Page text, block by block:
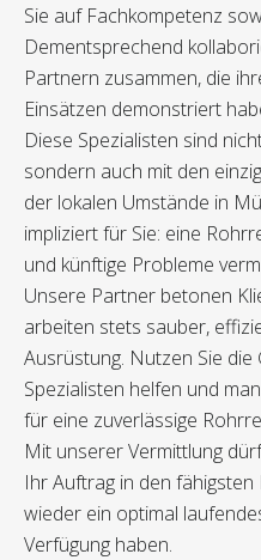
Sie auf Fachkompetenz
Dementsprechend
Partnern zusammen, die
Einsätzen demonstriert
Diese Spezialisten sind
sondern auch mit den
der lokalen Umstände in
impliziert für Sie: eine
und künftige Probleme
Unsere Partner betonen
arbeiten stets sauber,
Ausrüstung. Nutzen Sie
Spezialisten helfen und
für eine zuverlässige
Mit unserer Vermittlung
Ihr Auftrag in den fähigsten
wieder ein optimal
Verfügung haben.